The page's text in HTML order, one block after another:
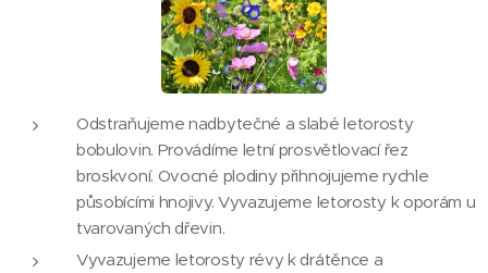
Odstraňujeme nadbytečné a slabé letorosty
bobulovin. Provádíme letní prosvětlovací řez
broskvoní. Ovocné plodiny přihnojujeme rychle
působícími hnojivy. Vyvazujeme letorosty k oporám u
tvarovaných dřevin.
Vyvazujeme letorosty révy k drátěnce a